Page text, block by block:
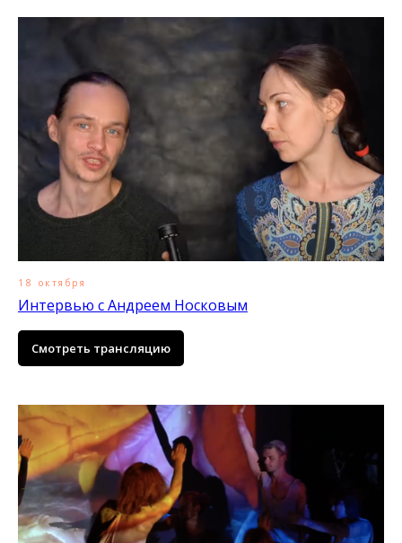
18 октября
Интервью с Андреем Носковым
Смотреть трансляцию